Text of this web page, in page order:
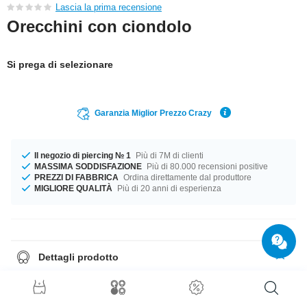
Lascia la prima recensione
Orecchini con ciondolo
Si prega di selezionare
Garanzia Miglior Prezzo Crazy
Il negozio di piercing № 1
Più di 7M di clienti
MASSIMA SODDISFAZIONE Più di 80.000 recensioni positive
PREZZI DI FABBRICA Ordina direttamente dal produttore
MIGLIORE QUALITÀ
Più di 20 anni di esperienza
Dettagli prodotto
disponibile in diametro 8 mm. Il colore Crystal di questa pietra è il tuo
compagno ideale. Ordina ora, non perderti l'occasione